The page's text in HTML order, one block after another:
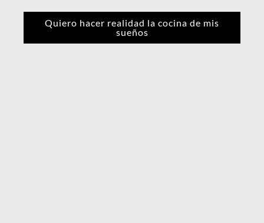
Quiero hacer realidad la cocina de mis
sueños